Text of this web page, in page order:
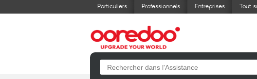
Particuliers Professionnels Entreprises Tout